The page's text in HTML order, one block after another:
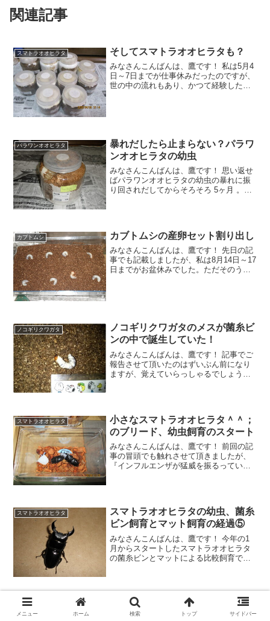
関連記事
スマトラオオヒラタ そしてスマトラオオヒラタも？
みなさんこんばんは、鷹です！ 私は5月4
日～7日までが仕事休みだったのですが、
世の中の流れもあり、かつて経験したこ
パラワンオオヒラタ
暴れだしたら止まらない？パラワ
ンオオヒラタの幼虫
みなさんこんばんは、鷹です！ 思い返せ
ばパラワンオオヒラタの幼虫の暴れに振
り回されだしてからそろそろ 5ヶ月 。本
カブトムシ カブトムシの産卵セット割り出し
みなさんこんばんは、鷹です！ 先日の記
事でも記載しましたが、私は8月14日～17
日までがお盆休みでした。ただそのうち
ノコギリクワガタ
ノコギリクワガタのメスが菌糸ビ
ンの中で誕生していた！
みなさんこんばんは、鷹です！ 記事でご
報告させて頂いたのはずいぶん前になり
ますが、覚えていらっしゃるでしょう
スマトラオオヒラタ
小さなスマトラオオヒラタ＾＾；
のブリード、幼虫飼育のスタート
みなさんこんばんは、鷹です！ 前回の記
事の冒頭でも触れさせて頂きましたが、
『インフルエンザが猛威を振るっていま
スマトラオオヒラタ
スマトラオオヒラタの幼虫、菌糸
ビン飼育とマット飼育の経過⑤
みなさんこんばんは、鷹です！ 今年の1
月からスタートしたスマトラオオヒラタ
の菌糸ビンとマットによる比較飼育です
いる通り、6月初
メニュー ホーム 検索 トップ サイドバー